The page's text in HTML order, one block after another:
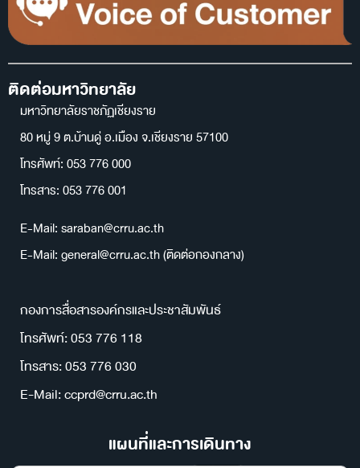
ติดต่อมหาวิทยาลัย
มหาวิทยาลัยราชภัฏเชียงราย
80 หมู่ 9 ต.บ้านดู่ อ.เมือง จ.เชียงราย 57100
โทรศัพท์: 053 776 000
โทรสาร: 053 776 001
E-Mail: saraban@crru.ac.th
E-Mail: general@crru.ac.th (ติดต่อกองกลาง)
กองการสื่อสารองค์กรและประชาสัมพันธ์
โทรศัพท์: 053 776 118
โทรสาร: 053 776 030
E-Mail: ccprd@crru.ac.th
แผนที่และการเดินทาง